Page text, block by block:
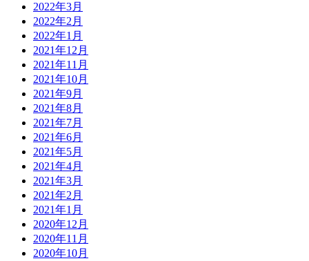
2022年3月
2022年2月
2022年1月
2021年12月
2021年11月
2021年10月
2021年9月
2021年8月
2021年7月
2021年6月
2021年5月
2021年4月
2021年3月
2021年2月
2021年1月
2020年12月
2020年11月
2020年10月